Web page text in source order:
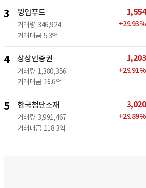
3 윙입푸드
거래량 346,924
거래대금 5.3억
1,554
+29.93%
4 상상인증권
거래량 1,380,356
거래대금 16.6억
1,203
+29.91%
5 한국첨단소재
거래량 3,991,467
거래대금 118.3억
3,020
+29.89%